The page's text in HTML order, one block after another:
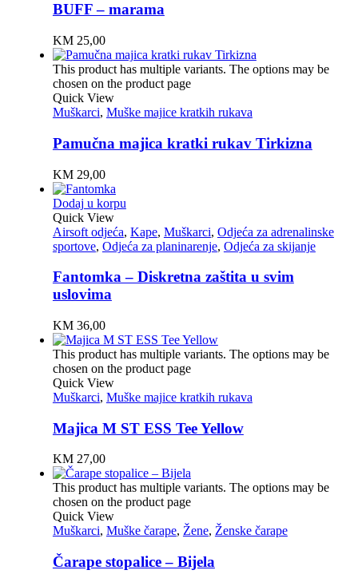
BUFF – marama
KM25,00
This product has multiple variants. The options may be
chosen on the product page
Quick View
Muškarci, Muške majice kratkih rukava
Pamučna majica kratki rukav Tirkizna
KM29,00
Dodaj u korpu
Quick View
Airsoft odjeća, Kape, Muškarci, Odjeća za adrenalinske
sportove, Odjeća za planinarenje, Odjeća za skijanje
Fantomka – Diskretna zaštita u svim
uslovima
KM36,00
This product has multiple variants. The options may be
chosen on the product page
Quick View
Muškarci, Muške majice kratkih rukava
Majica M ST ESS Tee Yellow
KM27,00
This product has multiple variants. The options may be
chosen on the product page
Quick View
Muškarci, Muške čarape, Žene, Ženske čarape
Čarape stopalice – Bijela